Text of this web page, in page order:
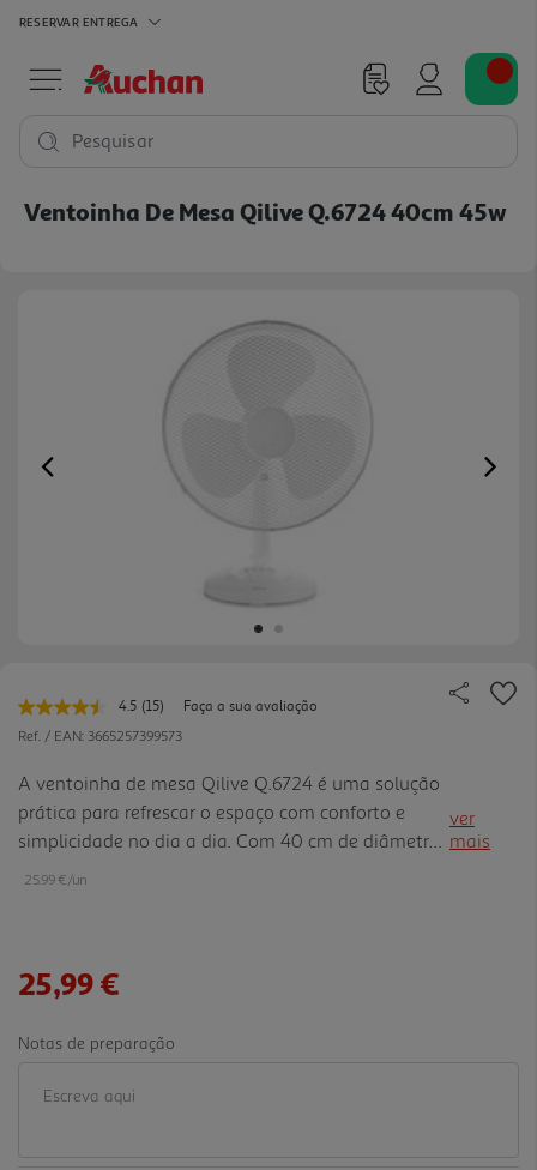
RESERVAR ENTREGA
Pesquisar
Ventoinha De Mesa Qilive Q.6724 40cm 45w
Previous
4.5 Leu
15
para
a
mesma
página.
(15)
Faça a sua avaliação
Ref. / EAN: 3665257399573
A ventoinha de mesa Qilive Q.6724 é uma solução
prática para refrescar o espaço com conforto e
simplicidade no dia a dia. Com 40 cm de diâmetro
e 45W de potência, oferece um bom equilíbrio
inclinável ajuda a direcionar a ventilação. O modo
tornando a utilização mais confortável em
diferentes momentos. Com inclinação d e 15° e
oscilação de 75°, combina funcionalidade, ajuste
prática para casa ou escritório.
ver
mais
25.99 €/un
25,99 €
Notas de preparação